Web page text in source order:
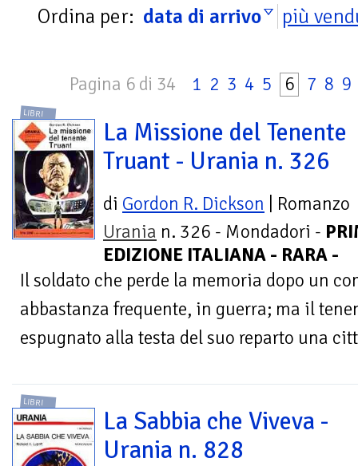
Ordina per: data di arrivo più
Pagina 6 di 34 1 2 3 4 5 6 7 8 9
LIBRI
La Missione del Tenente
Truant - Urania n. 326
di Gordon R. Dickson | Romanzo
Urania n. 326 - Mondadori -
EDIZIONE ITALIANA - RARA -
Il soldato che perde la memoria dopo un
abbastanza frequente, in guerra; ma il
espugnato alla testa del suo reparto una
LIBRI
La Sabbia che Viveva -
Urania n. 828